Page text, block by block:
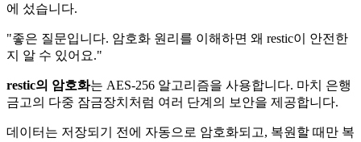
에 섰습니다.
"좋은 질문입니다. 암호화 원리를 이해하면 왜 restic이 안전한
지 알 수 있어요."
restic의 암호화는 AES-256 알고리즘을 사용합니다. 마치 은행
금고의 다중 잠금장치처럼 여러 단계의 보안을 제공합니다.
데이터는 저장되기 전에 자동으로 암호화되고, 복원할 때만 복